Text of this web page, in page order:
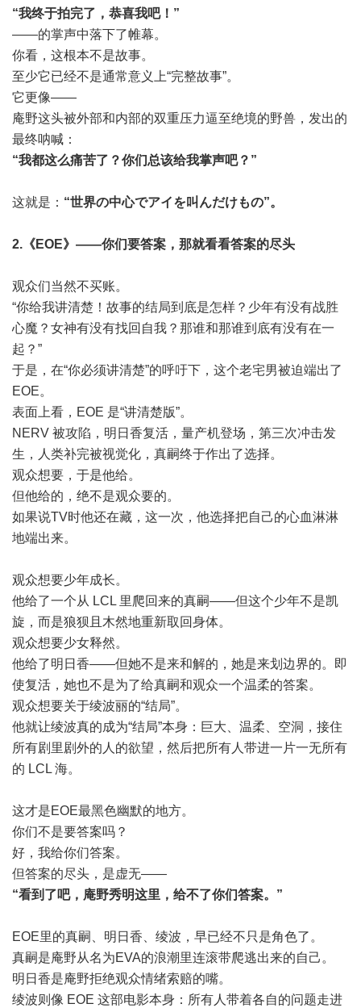
“我终于拍完了，恭喜我吧！”
——的掌声中落下了帷幕。
你看，这根本不是故事。
至少它已经不是通常意义上“完整故事”。
它更像——
庵野这头被外部和内部的双重压力逼至绝境的野兽，发出的
最终呐喊：
“我都这么痛苦了？你们总该给我掌声吧？”
这就是： “世界の中心でアイを叫んだけもの”。
2.《EOE》——你们要答案，那就看看答案的尽头
观众们当然不买账。
“你给我讲清楚！故事的结局到底是怎样？少年有没有战胜
心魔？女神有没有找回自我？那谁和那谁到底有没有在一
起？”
于是，在“你必须讲清楚”的呼吁下，这个老宅男被迫端出了
EOE。
表面上看，EOE 是“讲清楚版”。
NERV 被攻陷，明日香复活，量产机登场，第三次冲击发
生，人类补完被视觉化，真嗣终于作出了选择。
观众想要，于是他给。
但他给的，绝不是观众要的。
如果说TV时他还在藏，这一次，他选择把自己的心血淋淋
地端出来。
观众想要少年成长。
他给了一个从 LCL 里爬回来的真嗣——但这个少年不是凯
旋，而是狼狈且木然地重新取回身体。
观众想要少女释然。
他给了明日香——但她不是来和解的，她是来划边界的。即
使复活，她也不是为了给真嗣和观众一个温柔的答案。
观众想要关于绫波丽的“结局”。
他就让绫波真的成为“结局”本身：巨大、温柔、空洞，接住
所有剧里剧外的人的欲望，然后把所有人带进一片一无所有
的 LCL 海。
这才是EOE最黑色幽默的地方。
你们不是要答案吗？
好，我给你们答案。
但答案的尽头，是虚无——
“看到了吧，庵野秀明这里，给不了你们答案。”
EOE里的真嗣、明日香、绫波，早已经不只是角色了。
真嗣是庵野从名为EVA的浪潮里连滚带爬逃出来的自己。
明日香是庵野拒绝观众情绪索赔的嘴。
绫波则像 EOE 这部电影本身：所有人带着各自的问题走进